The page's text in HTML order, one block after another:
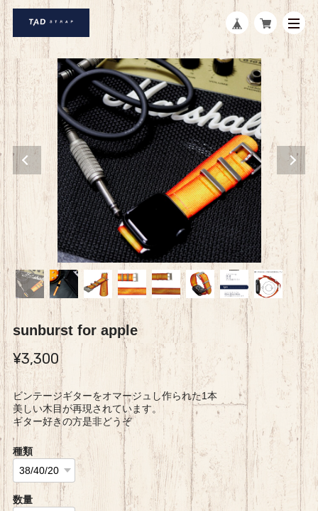
sunburst for apple
¥3,300
ビンテージギターをオマージュし作られた1本
美しい木目が再現されています。
ギター好きの方是非どうぞ
種類
数量